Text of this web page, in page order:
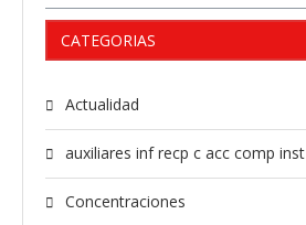
CATEGORIAS
Actualidad
auxiliares inf recp c acc comp inst
Concentraciones